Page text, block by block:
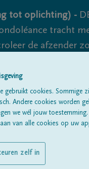
tot oplichting) -
tracht
de afzender
volledig uit te
gebruikt cookies. Sommige
Andere cookies worden
we wél jouw
van alle cookies op uw
zelf in